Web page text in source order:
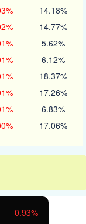
14.18%
14.77%
5.62%
6.12%
18.37%
17.26%
6.83%
17.06%
0.93%